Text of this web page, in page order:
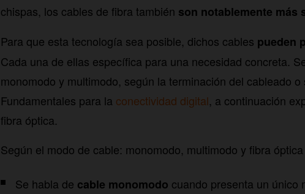
chispas, los cables de fibra también son notablemente más
Para que esta tecnología sea posible, dichos cables pueden
Cada una de ellas específica para una necesidad concreta.
monomodo y multimodo, según la terminación del cableado
Fundamentales para la conectividad digital, a continuación
fibra óptica.
Según el modo de cable: monomodo, multimodo y fibra
Se habla de cable monomodo cuando presenta un único